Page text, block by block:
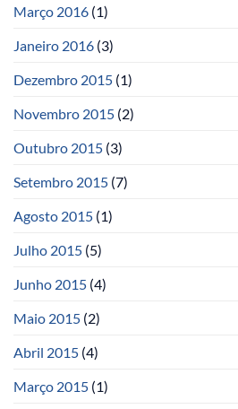
Março 2016 (1)
Janeiro 2016 (3)
Dezembro 2015 (1)
Novembro 2015 (2)
Outubro 2015 (3)
Setembro 2015 (7)
Agosto 2015 (1)
Julho 2015 (5)
Junho 2015 (4)
Maio 2015 (2)
Abril 2015 (4)
Março 2015 (1)